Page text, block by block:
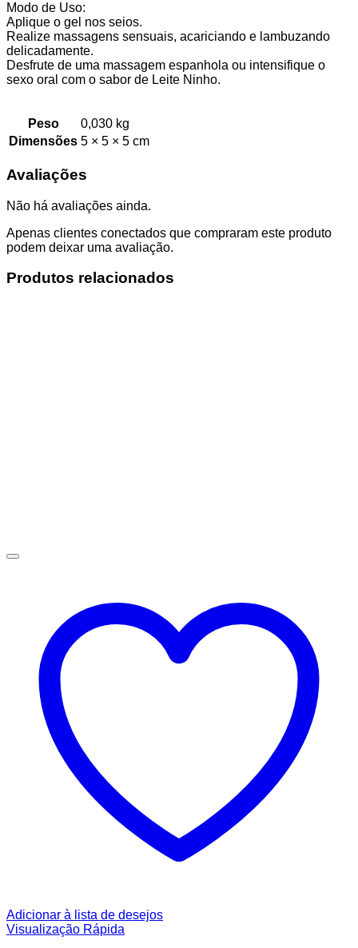
Modo de Uso:
Aplique o gel nos seios.
Realize massagens sensuais, acariciando e lambuzando
delicadamente.
Desfrute de uma massagem espanhola ou intensifique o
sexo oral com o sabor de Leite Ninho.
Peso
0,030 kg
Dimensões 5 × 5 × 5 cm
Avaliações
Não há avaliações ainda.
Apenas clientes conectados que compraram este produto
podem deixar uma avaliação.
Produtos relacionados
Adicionar à lista de desejos
Visualização Rápida